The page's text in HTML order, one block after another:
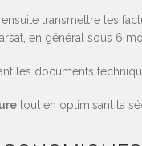
transmettre les
en général sous 6
les documents
tout en optimisant la